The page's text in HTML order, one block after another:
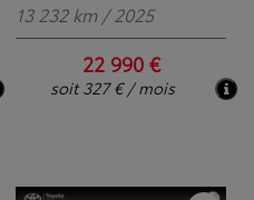
13 232 km / 2025
22 990 €
soit 327 € / mois